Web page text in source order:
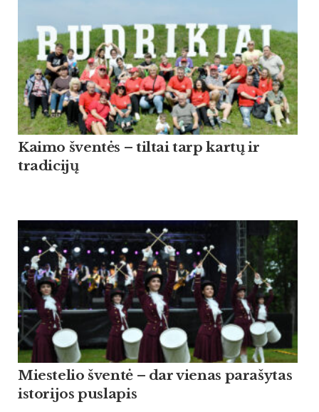
Kaimo šventės – tiltai tarp kartų ir
tradicijų
Miestelio šventė – dar vienas parašytas
istorijos puslapis